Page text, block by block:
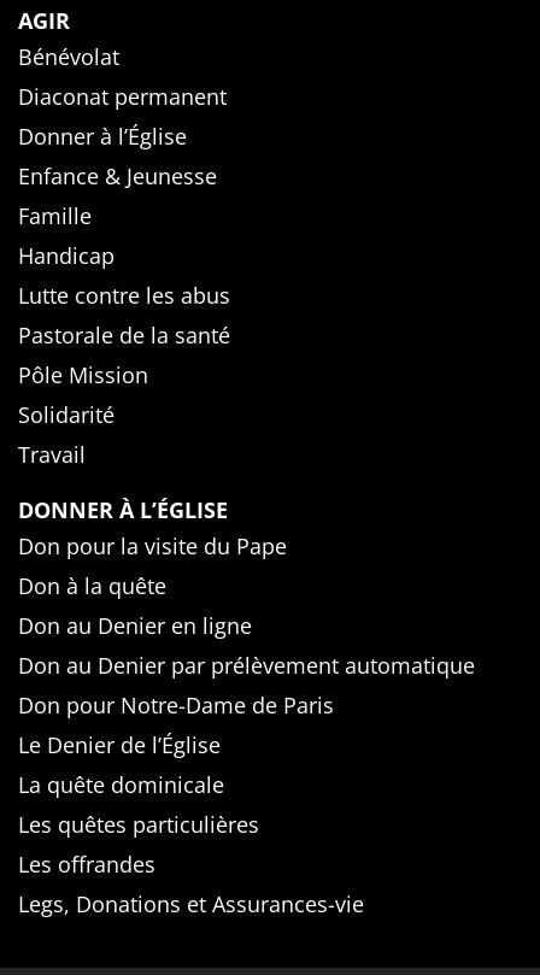
AGIR
Bénévolat
Diaconat permanent
Donner à l’Église
Enfance & Jeunesse
Famille
Handicap
Lutte contre les abus
Pastorale de la santé
Pôle Mission
Solidarité
Travail
DONNER À L’ÉGLISE
Don pour la visite du Pape
Don à la quête
Don au Denier en ligne
Don au Denier par prélèvement automatique
Don pour Notre-Dame de Paris
Le Denier de l’Église
La quête dominicale
Les quêtes particulières
Les offrandes
Legs, Donations et Assurances-vie